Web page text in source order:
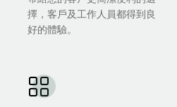
擇，客戶及工作人員都得到良
好的體驗。